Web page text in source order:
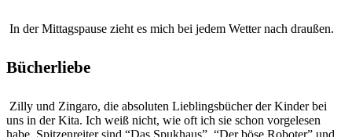
In der Mittagspause zieht es mich bei jedem Wetter nach draußen.
Bücherliebe
Zilly und Zingaro, die absoluten Lieblingsbücher der Kinder bei
uns in der Kita. Ich weiß nicht, wie oft ich sie schon vorgelesen
habe. Spitzenreiter sind “Das Spukhaus”, “Der böse Roboter” und